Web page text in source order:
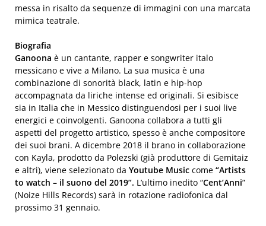
messa in risalto da sequenze di immagini con una marcata
mimica teatrale.
Biografia
Ganoona è un cantante, rapper e songwriter italo
messicano e vive a Milano. La sua musica è una
combinazione di sonorità black, latin e hip-hop
accompagnata da liriche intense ed originali. Si esibisce
sia in Italia che in Messico distinguendosi per i suoi live
energici e coinvolgenti. Ganoona collabora a tutti gli
aspetti del progetto artistico, spesso è anche compositore
dei suoi brani. A dicembre 2018 il brano in collaborazione
con Kayla, prodotto da Polezski (già produttore di Gemitaiz
e altri), viene selezionato da Youtube Music come “Artists
to watch – il suono del 2019”. L’ultimo inedito “Cent’Anni”
(Noize Hills Records) sarà in rotazione radiofonica dal
prossimo 31 gennaio.